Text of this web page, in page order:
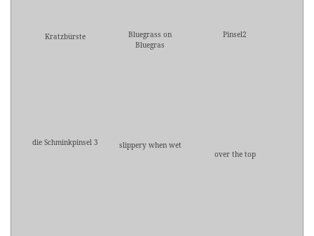
Kratzbürste
Bluegrass on
Bluegras
Pinsel2
die Schminkpinsel 3
slippery when wet
over the top